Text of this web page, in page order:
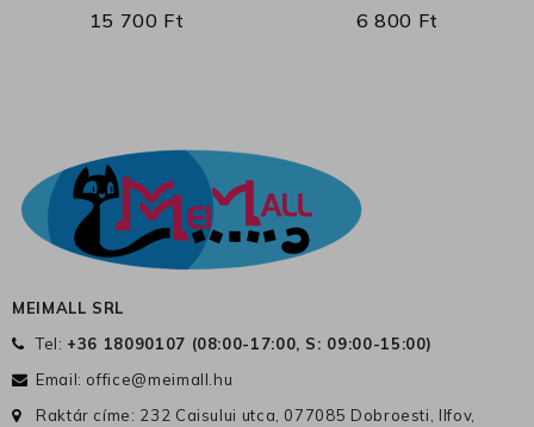
15 700 Ft 6 800 Ft
MEIMALL SRL
Tel: +36 18090107 (08:00-17:00, S: 09:00-15:00)
Email: office@meimall.hu
Raktár címe: 232 Caisului utca, 077085 Dobroesti, Ilfov,